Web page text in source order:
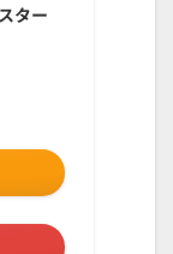
ター